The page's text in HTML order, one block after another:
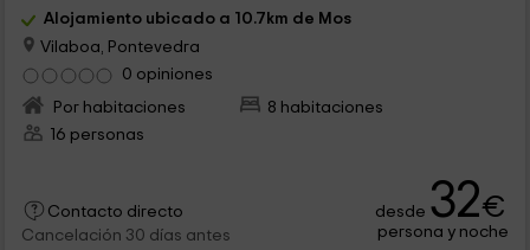
Alojamiento ubicado a 10.7km de Mos
Vilaboa, Pontevedra
0 opiniones
Por habitaciones
8 habitaciones
16 personas
Contacto directo
Cancelación 30 días antes
desde 32€
persona y noche